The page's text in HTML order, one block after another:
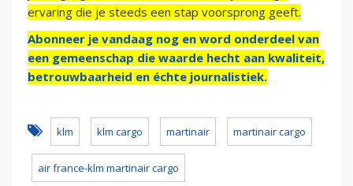
ervaring die je steeds een stap voorsprong geeft.
Abonneer je vandaag nog en word onderdeel van
een gemeenschap die waarde hecht aan kwaliteit,
betrouwbaarheid en échte journalistiek.
klm klm cargo martinair martinair cargo
air france-klm martinair cargo